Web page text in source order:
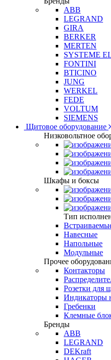
ABB
LEGRAND
GIRA
BERKER
MERTEN
SYSTEME
FONTINI
BTICINO
JUNG
WERKEL
FEDE
VOLTUM
SIEMENS
Щитовое оборудование
Низковольтное
Шкафы и боксы
Тип
Навесные
Напольные
Модульные
Прочее
Контакторы
Розетки для
Индикаторы
Гребенки
Клемные
Бренды
ABB
LEGRAND
DEKraft